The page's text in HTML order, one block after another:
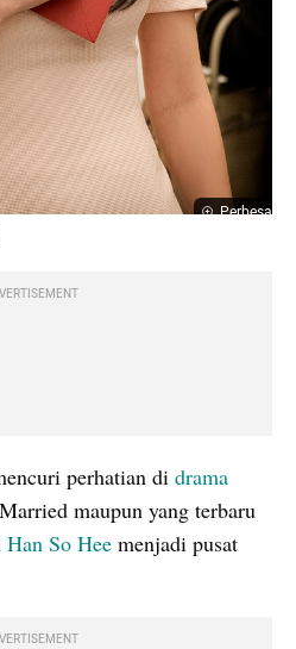
Perbesar
perhatian di drama
maupun yang terbaru
Han So Hee menjadi pusat